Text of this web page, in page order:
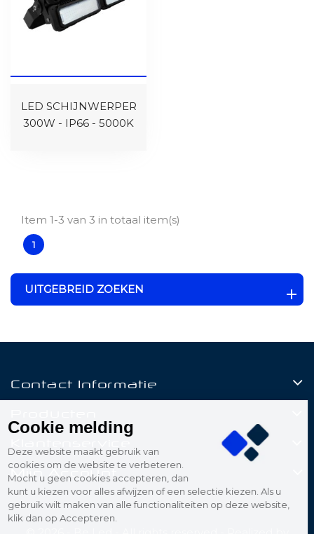
LED SCHIJNWERPER
300W - IP66 - 5000K
Item 1-3 van 3 in totaal item(s)
1
UITGEBREID ZOEKEN
Contact Informatie
Mijn Account
Cookie melding
Deze website maakt gebruik van
cookies om de website te verbeteren.
Mocht u geen cookies accepteren, dan
kunt u kiezen voor alles afwijzen of een selectie kiezen. Als u
gebruik wilt maken van alle functionaliteiten op deze website,
klik dan op Accepteren.